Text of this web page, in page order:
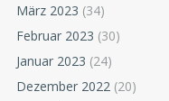
März 2023 (34)
Februar 2023 (30)
Januar 2023 (24)
Dezember 2022 (20)